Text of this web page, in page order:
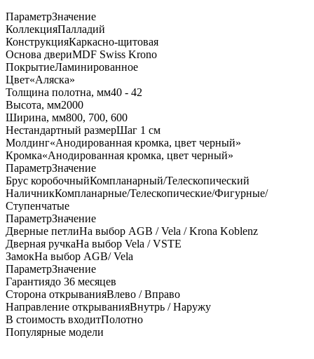
ПараметрЗначение
КоллекцияПалладий
КонструкцияКаркасно-щитовая
Основа двериMDF Swiss Krono
ПокрытиеЛаминированное
Цвет«Аляска»
Толщина полотна, мм40 - 42
Высота, мм2000
Ширина, мм800, 700, 600
Нестандартный размерШаг 1 см
Молдинг«Анодированная кромка, цвет черный»
Кромка«Анодированная кромка, цвет черный»
ПараметрЗначение
Брус коробочныйКомпланарный/Телескопический
НаличникКомпланарные/Телескопические/Фигурные/
Ступенчатые
ПараметрЗначение
Дверные петлиНа выбор AGB / Vela / Krona Koblenz
Дверная ручкаНа выбор Vela / VSTE
ЗамокНа выбор AGB/ Vela
ПараметрЗначение
Гарантиядо 36 месяцев
Сторона открыванияВлево / Вправо
Направление открыванияВнутрь / Наружу
В стоимость входитПолотно
Популярные модели